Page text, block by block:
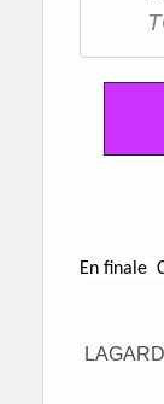
En finale